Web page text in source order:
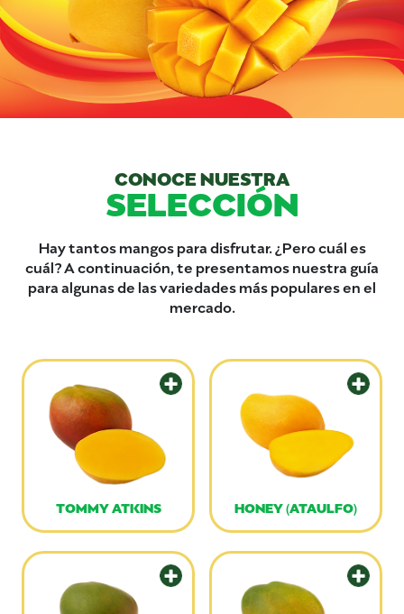
CONOCE NUESTRA
SELECCIÓN
Hay tantos mangos para disfrutar. ¿Pero cuál es
cuál? A continuación, te presentamos nuestra guía
para algunas de las variedades más populares en el
mercado.
TOMMY ATKINS HONEY (ATAULFO)